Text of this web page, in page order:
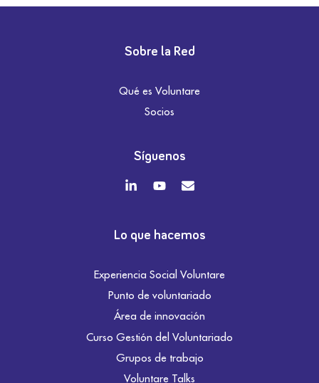
Sobre la Red
Qué es Voluntare
Socios
Síguenos
Lo que hacemos
Experiencia Social Voluntare
Punto de voluntariado
Área de innovación
Curso Gestión del Voluntariado
Grupos de trabajo
Voluntare Talks